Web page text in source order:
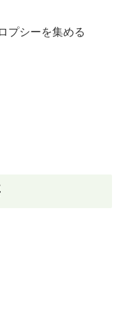
プシーを集める